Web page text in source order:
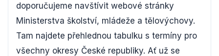
doporučujeme navštívit webové stránky
Ministerstva školství, mládeže a tělovýchovy.
Tam najdete přehlednou tabulku s termíny pro
všechny okresy České republiky. Ať už se